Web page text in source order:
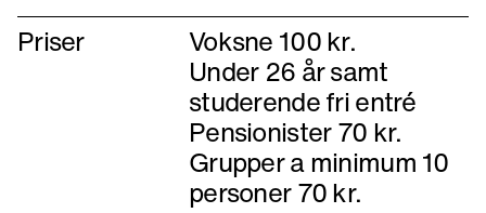
Priser
Voksne 100 kr.
Under 26 år samt
studerende fri entré
Pensionister 70 kr.
Grupper a minimum 10
personer 70 kr.